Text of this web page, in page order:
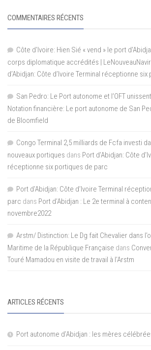
COMMENTAIRES RÉCENTS
Côte d'Ivoire: Hien Sié « vend » le port
corps diplomatique accrédités |
d’Abidjan: Côte d’Ivoire Terminal réceptionne
San Pedro: Le Port autonome et l’OFT
Notation financière: Le port autonome de San
de Bloomfield
Congo Terminal 2,5 milliards de Fcfa investi
nouveaux portiques dans Port d’Abidjan: Côte
réceptionne six portiques de parc
Port d'Abidjan: Côte d’Ivoire Terminal
parc dans Port d’Abidjan : Le 2e terminal à
novembre2022
Arstm/ Distinction: Le Dg fait Chevalier dans
Maritime de la République Française dans
Touré Mamadou en visite de travail à l’Arstm
ARTICLES RÉCENTS
Port autonome d’Abidjan : les mères